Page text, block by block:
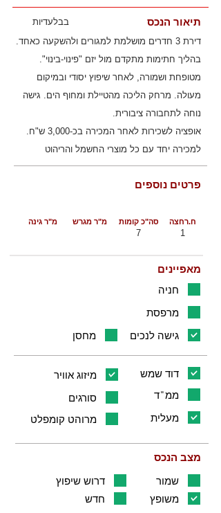
בבלעדיות תיאור הנכס
דירת 3 חדרים מושלמת למגורים ולהשקעה כאחד.
בהליך חתימות מתקדם מול יזם "פינוי-בינוי".
מטופחת ושמורה, לאחר שיפוץ יסודי ובמיקום
מעולה. מרחק הליכה מהטיילת ומחוף הים. גישה
נוחה לתחבורה ציבורית.
אופציה לשכירות לאחר המכירה בכ-3,000 ש"ח.
למכירה יחד עם כל מוצרי החשמל והריהוט
פרטים נוספים
סה"כ קומות מ"ר גינה מ"ר מגרש ח.רחצה
7 1
מאפיינים
חניה
מרפסת
מחסן
גישה לנכים
מיזוג אוויר
דוד שמש
סורגים
ממ"ד
מרוהט קומפלט
מעלית
מצב הנכס
דרוש שיפוץ
שמור
חדש
משופץ